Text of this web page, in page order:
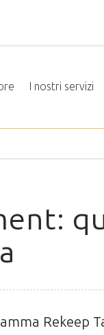
I nostri servizi
Rekeep